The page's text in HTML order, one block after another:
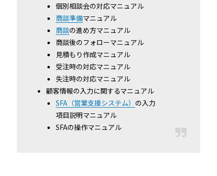
個別相談会の対応マニュアル
商談準備マニュアル
商談の進め方マニュアル
商談後のフォローマニュアル
見積もり作成マニュアル
受注時の対応マニュアル
失注時の対応マニュアル
顧客情報の入力に関するマニュアル
SFA（営業支援システム） の入力
項目説明マニュアル
SFAの操作マニュアル